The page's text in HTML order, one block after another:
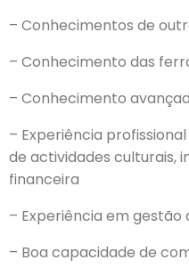
– Conhecimentos de
– Conhecimento das
– Conhecimento
– Experiência
de actividades culturais,
financeira
– Experiência em
– Boa capacidade de